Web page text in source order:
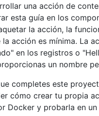
una acción de
esta guía en los
la acción, la
acción es mínima. La
en los registros o
un nombre
completes este
cómo crear tu propia
Docker y probarla en